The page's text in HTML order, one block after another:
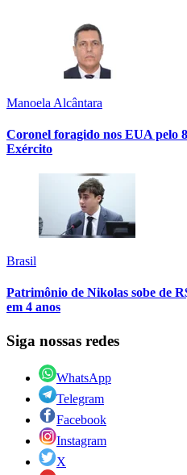
Manoela Alcântara
Coronel foragido nos EUA pelo
Exército
Brasil
Patrimônio de Nikolas sobe de
em 4 anos
Siga nossas redes
WhatsApp
Telegram
Facebook
Instagram
X